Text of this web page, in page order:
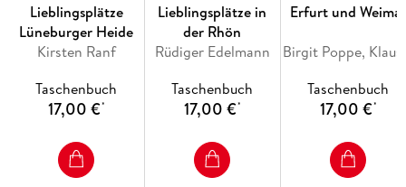
Lieblingsplätze
Lüneburger Heide
Kirsten Ranf
Taschenbuch
17,00 €*
Lieblingsplätze in
der Rhön
Rüdiger Edelmann
Taschenbuch
17,00 €*
Erfurt und Weimar
Taschenbuch
17,00 €*